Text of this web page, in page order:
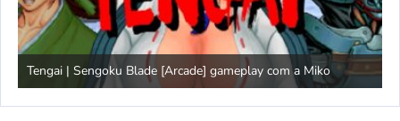
Tengai | Sengoku Blade [Arcade] gameplay com a Miko